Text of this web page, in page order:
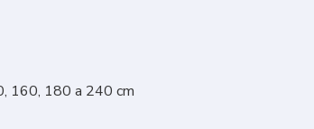
160, 180 a 240 cm